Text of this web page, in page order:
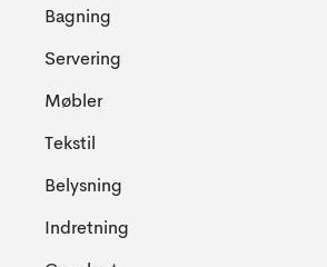
Bagning
Servering
Møbler
Tekstil
Belysning
Indretning